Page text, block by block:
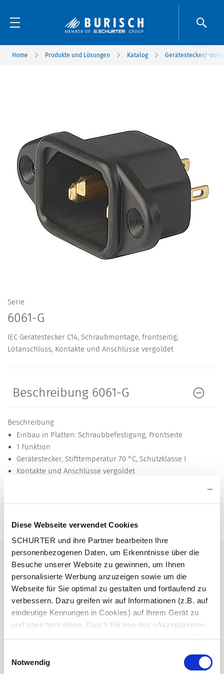
Diese Webseite verwendet Cookies
SCHURTER und ihre Partner bearbeiten Ihre
personenbezogenen Daten, um Erkenntnisse über die
Besuche unserer Website zu gewinnen, um Ihnen
personalisierte Werbung anzuzeigen sowie um die
Webseite für Sie optimal zu gestalten und fortlaufend zu
verbessern. Dazu greifen wir auf Informationen (z.B. auf
eindeutige Kennungen in Cookies) auf Ihrem Gerät zu
und speichern diese. Durch Klicken des «Akzeptieren»-
Ihre Einstellungen jederzeit ändern, indem Sie auf
Notwendig
Home Produkte und Lösungen Katalog Gerätestecker/-
Serie
6061-G
IEC Gerätestecker C14, Schraubmontage, frontseitig,
Lötanschluss, Kontakte und Anschlüsse vergoldet
Beschreibung 6061-G
Beschreibung
Einbau in Platten: Schraubbefestigung, Frontseite
1 Funktion
Gerätestecker, Stifttemperatur 70 °C, Schutzklasse I
Kontakte und Anschlüsse vergoldet
Details 6061-G
Nenndaten IEC 10 A / 250 VAC; 50 Hz
Nenndaten UL/CSA
Spannungsfestigkeit
> 3 kVAC zwischen L-N
> 1.5 kVAC zwischen L/N-PE
Zulässige Betriebstemperatur